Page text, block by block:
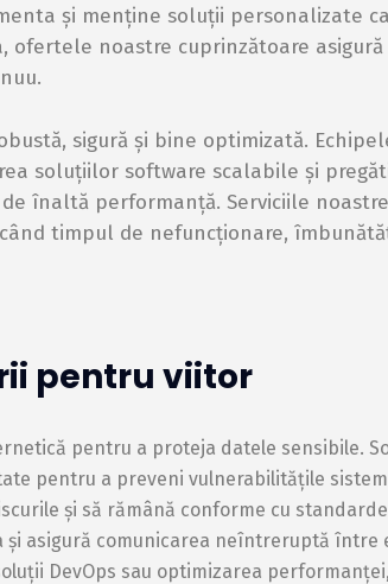
și menține soluții personalizate
noastre cuprinzătoare asigură
sigură și bine optimizată.
soluțiilor software scalabile și
înaltă performanță. Serviciile noastre
timpul de nefuncționare,
pentru viitor
pentru a proteja datele sensibile.
pentru a preveni vulnerabilitățile
și să rămână conforme cu
asigură comunicarea neîntreruptă între
DevOps sau optimizarea